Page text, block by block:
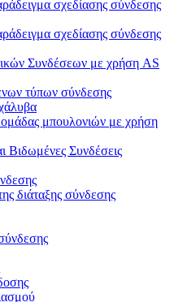
σχεδίασης σύνδεσης
σχεδίασης σύνδεσης
Συνδέσεων με χρήση AS
τύπων σύνδεσης
μπουλονιών με χρήση
Βιδωμένες Συνδέσεις
διάταξης σύνδεσης